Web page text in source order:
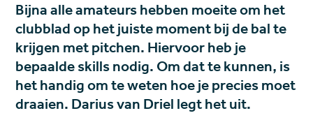
Bijna alle amateurs hebben moeite om het
clubblad op het juiste moment bij de bal te
krijgen met pitchen. Hiervoor heb je
bepaalde skills nodig. Om dat te kunnen, is
het handig om te weten hoe je precies moet
draaien. Darius van Driel legt het uit.